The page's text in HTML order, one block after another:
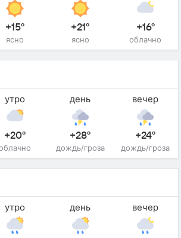
+15°
ясно
+21°
ясно
+16°
облачно
утро
+20°
день
+28°
дождь/гроза
вечер
+24°
дождь/гроза
утро день вечер